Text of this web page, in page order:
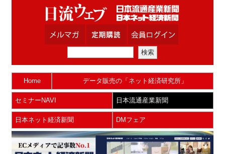
Home データ販売の「ネット経済研究所」
セミナーNAVI 日本流通産業新聞
日本ネット経済新聞 DMフェア